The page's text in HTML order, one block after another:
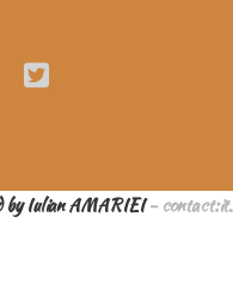
by Iulian AMARIEI-